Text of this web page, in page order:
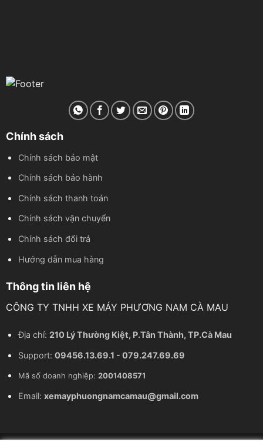
Chính sách
Chính sách bảo mật
Chính sách bảo hành
Chính sách thanh toán
Chính sách vận chuyển
Chính sách đổi trả
Hướng dẫn mua hàng
Thông tin liên hệ
CÔNG TY TNHH XE MÁY PHƯƠNG NAM CÀ MAU
Địa chỉ: 210 Lý Thường Kiệt, P.Tân Thành, TP.Cà Mau
Support: 09456.13.69.1 - 079.247.69.69
Mã số doanh nghiệp: 2001408571
Email: xemayphuongnamcamau@gmail.com